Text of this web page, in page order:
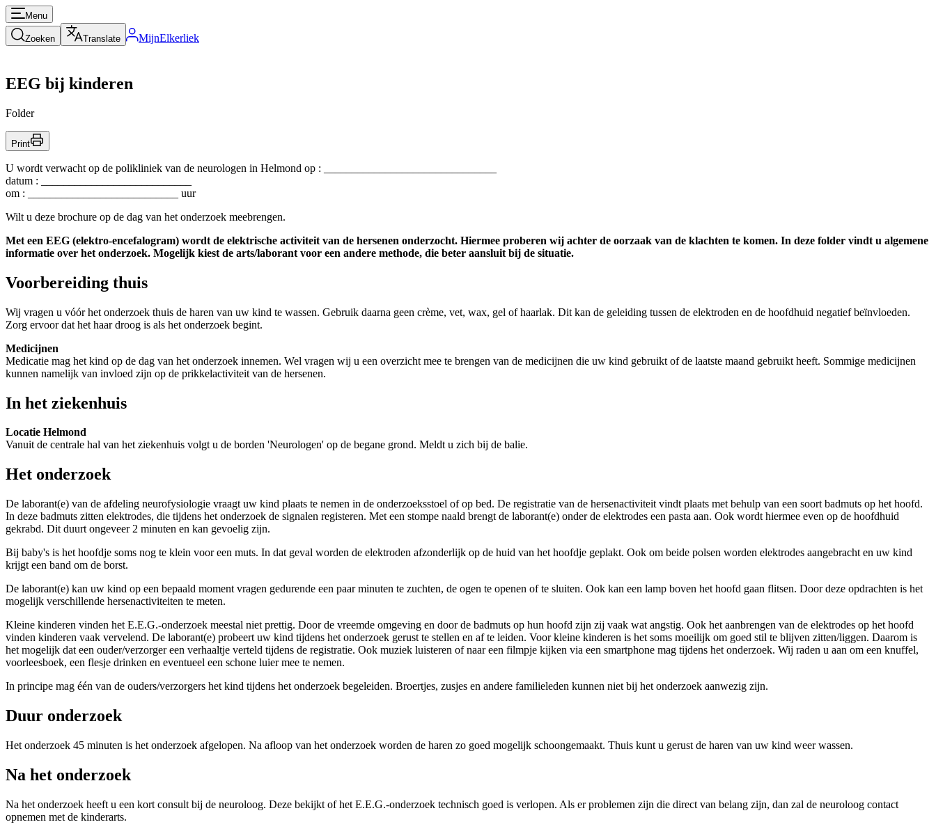
Menu
Zoeken Translate MijnElkerliek
EEG bij kinderen
Folder
Print
U wordt verwacht op de polikliniek van de neurologen in Helmond op : _______________________________
datum : ___________________________
om : ___________________________ uur
Wilt u deze brochure op de dag van het onderzoek meebrengen.
Met een EEG (elektro-encefalogram) wordt de elektrische activiteit van de hersenen onderzocht. Hiermee proberen wij achter de oorzaak van de klachten te komen. In deze folder vindt u algemene
informatie over het onderzoek. Mogelijk kiest de arts/laborant voor een andere methode, die beter aansluit bij de situatie.
Voorbereiding thuis
Wij vragen u vóór het onderzoek thuis de haren van uw kind te wassen. Gebruik daarna geen crème, vet, wax, gel of haarlak. Dit kan de geleiding tussen de elektroden en de hoofdhuid negatief beïnvloeden.
Zorg ervoor dat het haar droog is als het onderzoek begint.
Medicijnen
Medicatie mag het kind op de dag van het onderzoek innemen. Wel vragen wij u een overzicht mee te brengen van de medicijnen die uw kind gebruikt of de laatste maand gebruikt heeft. Sommige medicijnen
kunnen namelijk van invloed zijn op de prikkelactiviteit van de hersenen.
In het ziekenhuis
Locatie Helmond
Vanuit de centrale hal van het ziekenhuis volgt u de borden 'Neurologen' op de begane grond. Meldt u zich bij de balie.
Het onderzoek
De laborant(e) van de afdeling neurofysiologie vraagt uw kind plaats te nemen in de onderzoeksstoel of op bed. De registratie van de hersenactiviteit vindt plaats met behulp van een soort badmuts op het hoofd.
In deze badmuts zitten elektrodes, die tijdens het onderzoek de signalen registeren. Met een stompe naald brengt de laborant(e) onder de elektrodes een pasta aan. Ook wordt hiermee even op de hoofdhuid
gekrabd. Dit duurt ongeveer 2 minuten en kan gevoelig zijn.
Bij baby's is het hoofdje soms nog te klein voor een muts. In dat geval worden de elektroden afzonderlijk op de huid van het hoofdje geplakt. Ook om beide polsen worden elektrodes aangebracht en uw kind
krijgt een band om de borst.
De laborant(e) kan uw kind op een bepaald moment vragen gedurende een paar minuten te zuchten, de ogen te openen of te sluiten. Ook kan een lamp boven het hoofd gaan flitsen. Door deze opdrachten is het
mogelijk verschillende hersenactiviteiten te meten.
Kleine kinderen vinden het E.E.G.-onderzoek meestal niet prettig. Door de vreemde omgeving en door de badmuts op hun hoofd zijn zij vaak wat angstig. Ook het aanbrengen van de elektrodes op het hoofd
vinden kinderen vaak vervelend. De laborant(e) probeert uw kind tijdens het onderzoek gerust te stellen en af te leiden. Voor kleine kinderen is het soms moeilijk om goed stil te blijven zitten/liggen. Daarom is
het mogelijk dat een ouder/verzorger een verhaaltje verteld tijdens de registratie. Ook muziek luisteren of naar een filmpje kijken via een smartphone mag tijdens het onderzoek. Wij raden u aan om een knuffel,
voorleesboek, een flesje drinken en eventueel een schone luier mee te nemen.
In principe mag één van de ouders/verzorgers het kind tijdens het onderzoek begeleiden. Broertjes, zusjes en andere familieleden kunnen niet bij het onderzoek aanwezig zijn.
Duur onderzoek
Het onderzoek 45 minuten is het onderzoek afgelopen. Na afloop van het onderzoek worden de haren zo goed mogelijk schoongemaakt. Thuis kunt u gerust de haren van uw kind weer wassen.
Na het onderzoek
Na het onderzoek heeft u een kort consult bij de neuroloog. Deze bekijkt of het E.E.G.-onderzoek technisch goed is verlopen. Als er problemen zijn die direct van belang zijn, dan zal de neuroloog contact
opnemen met de kinderarts.